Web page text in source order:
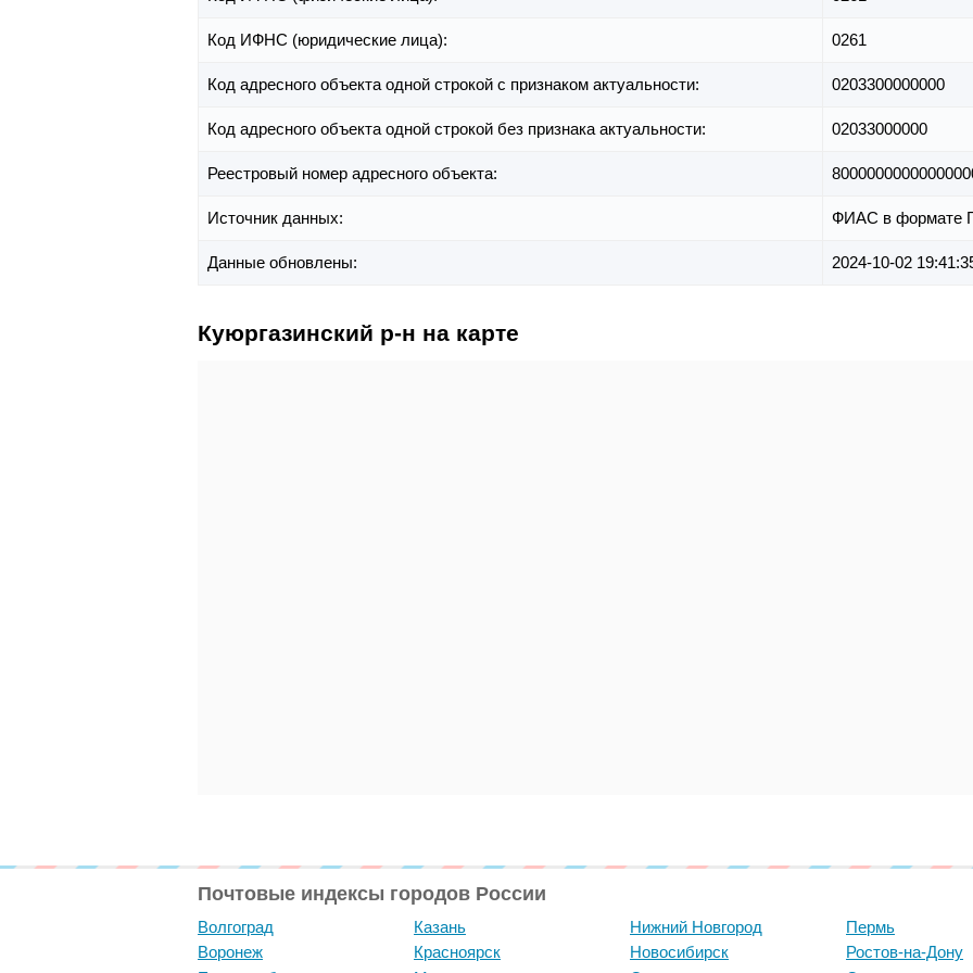
Код ИФНС (юридические лица): 0261
Код адресного объекта одной строкой с признаком актуальности: 0203300000000
Код адресного объекта одной строкой без признака актуальности: 02033000000
Реестровый номер адресного объекта:
Источник данных: ФИАС в формате
Данные обновлены: 2024-10-02
Куюргазинский р-н на карте
Почтовые индексы городов России
Волгоград
Воронеж
Казань
Красноярск
Нижний Новгород
Новосибирск
Пермь
Ростов-на-Дону